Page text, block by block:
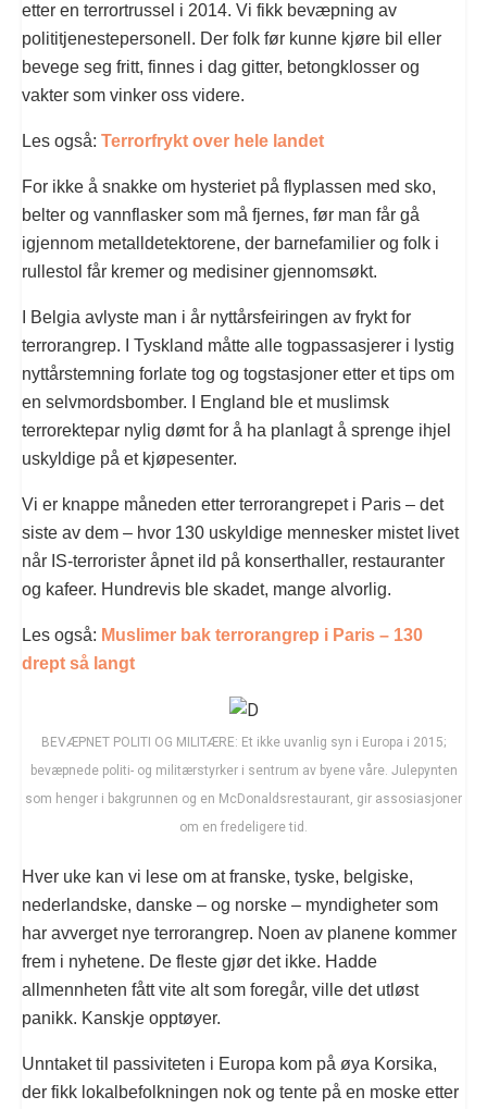
etter en terrortrussel i 2014. Vi fikk bevæpning av
polititjenestepersonell. Der folk før kunne kjøre bil eller
bevege seg fritt, finnes i dag gitter, betongklosser og
vakter som vinker oss videre.
Les også: Terrorfrykt over hele landet
For ikke å snakke om hysteriet på flyplassen med sko,
belter og vannflasker som må fjernes, før man får gå
igjennom metalldetektorene, der barnefamilier og folk i
rullestol får kremer og medisiner gjennomsøkt.
I Belgia avlyste man i år nyttårsfeiringen av frykt for
terrorangrep. I Tyskland måtte alle togpassasjerer i lystig
nyttårstemning forlate tog og togstasjoner etter et tips om
en selvmordsbomber. I England ble et muslimsk
terrorektepar nylig dømt for å ha planlagt å sprenge ihjel
uskyldige på et kjøpesenter.
Vi er knappe måneden etter terrorangrepet i Paris – det
siste av dem – hvor 130 uskyldige mennesker mistet livet
når IS-terrorister åpnet ild på konserthaller, restauranter
og kafeer. Hundrevis ble skadet, mange alvorlig.
Les også: Muslimer bak terrorangrep i Paris – 130
drept så langt
BEVÆPNET POLITI OG MILITÆRE: Et ikke uvanlig syn i Europa i 2015;
bevæpnede politi- og militærstyrker i sentrum av byene våre. Julepynten
som henger i bakgrunnen og en McDonaldsrestaurant, gir assosiasjoner
om en fredeligere tid.
Hver uke kan vi lese om at franske, tyske, belgiske,
nederlandske, danske – og norske – myndigheter som
har avverget nye terrorangrep. Noen av planene kommer
frem i nyhetene. De fleste gjør det ikke. Hadde
allmennheten fått vite alt som foregår, ville det utløst
panikk. Kanskje opptøyer.
Unntaket til passiviteten i Europa kom på øya Korsika,
der fikk lokalbefolkningen nok og tente på en moske etter